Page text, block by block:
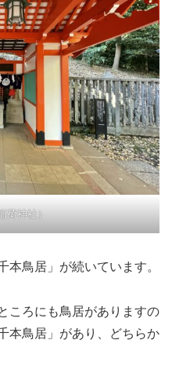
荷神社）
本鳥居」が続いています。
ころにも鳥居がありますの
本鳥居」があり、どちらか